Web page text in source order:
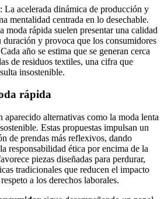
: La acelerada dinámica de producción y
mentalidad centrada en lo desechable.
moda rápida suelen presentar una calidad
duración y provoca que los consumidores
año se estima que se generan cerca
de residuos textiles, una cifra que
insostenible.
rápida
aparecido alternativas como la moda lenta
Estas propuestas impulsan un
de prendas más reflexivos, dando
responsabilidad ética por encima de la
piezas diseñadas para perdurar,
tradicionales que reducen el impacto
a los derechos laborales.